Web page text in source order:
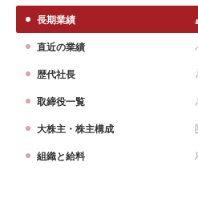
長期業績
直近の業績
歴代社長
取締役一覧
大株主・株主構成
組織と給料